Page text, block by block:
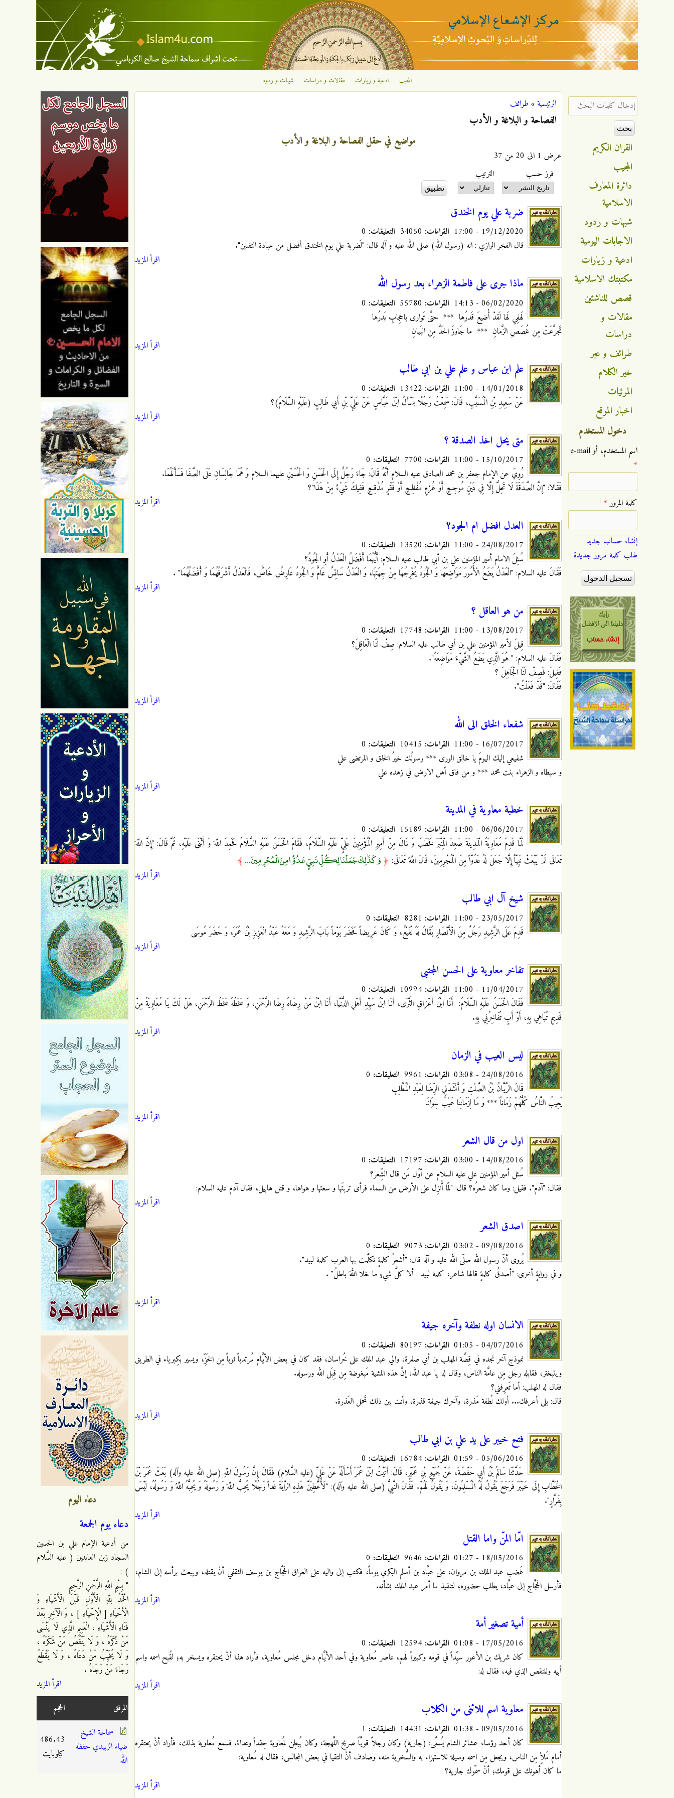
تجاوز إلى المحتوى الرئيسي
الإشعاع
الإسلامي
المجيب ادعية و زيارات مقالات و دراسات شبهات و ردود
أنت هنا
الرئيسية»طرائف
الفصاحة و البلاغة و الأدب
مواضيع في حقل الفصاحة و البلاغة و الأدب
عرض 1 الى 20 من 37
‏فرز حسب ‏
‏الترتيب ‏
ضربة علي يوم الخندق
19/12/2020 - 17:00 القراءات: التعليقات:
قال الفخر الرازي : انه (رسول الله) صلى الله عليه و آله قال: "لَضربة علي يوم الخندق أفضل من عبادة الثقلين".
اقرأ المزيد
ماذا جرى على فاطمة الزهراء بعد رسول الله
06/02/2020 - 14:13 القراءات: التعليقات:
لَهفِي لَها لَقدْ أُضيعَ قَدرُها *** حتَّى تَوارى بالحِجابِ بَدرُها
تَجرَّعَتْ مِن غُصَصِ الزَّمانِ *** ما جَاوزَ الحَدَّ مِن البَيانِ
اقرأ المزيد
علم ابن عباس و علم علي بن ابي طالب
14/01/2018 - 11:00 القراءات: التعليقات:
عَنْ سَعِيدِ بْنِ الْمُسَيَّبِ، قَالَ: سَمِعْتُ رَجُلًا يَسْأَلُ ابْنَ عَبَّاسٍ عَنْ عَلِيِّ بْنِ أَبِي طَالِبٍ (عَلَيْهِ السَّلَامُ)؟
اقرأ المزيد
متى يحل اخذ الصدقة ؟
15/10/2017 - 11:00 القراءات: التعليقات:
رُوِيَ عن الإمام جعفر بن محمد الصادق عليه السلام أنَّهُ قَالَ: جَاءَ رَجُلٌ‏ إِلَى‏ الْحَسَنِ‏ وَ الْحُسَيْنِ‏ عليهما السلام وَ هُمَا جَالِسَانِ عَلَى الصَّفَا فَسَأَلَهُمَا.
فَقَالا: "إِنَّ الصَّدَقَةَ لَا تَحِلُّ إِلَّا فِي دَيْنٍ مُوجِعٍ أَوْ غُرْمٍ مُفْظِعٍ أَوْ فَقْرٍ مُدْقِعٍ فَفِيكَ شَيْ‏ءٌ مِنْ هَذَا"؟
اقرأ المزيد
العدل افضل ام الجود؟
24/08/2017 - 11:00 القراءات: التعليقات:
سُئِلَ الامام أمير المؤمنين علي بن أبي طالب عليه السلام: أَيُّهُمَا أَفْضَلُ الْعَدْلُ أَوِ الْجُودُ؟
فَقَالَ عليه السلام: "الْعَدْلُ يَضَعُ الْأُمُورَ مَوَاضِعَهَا وَ الْجُودُ يُخْرِجُهَا مِنْ جِهَتِهَا، وَ الْعَدْلُ سَائِسٌ عَامٌّ وَ الْجُودُ عَارِضٌ خَاصٌّ، فَالْعَدْلُ أَشْرَفُهُمَا وَ أَفْضَلُهُمَا" .
اقرأ المزيد
من هو العاقل ؟
13/08/2017 - 11:00 القراءات: التعليقات:
قِيلَ لأمير المؤمنين علي بن أبي طالب عليه السلام: صِفْ لَنَا الْعَاقِلَ؟
فَقَالَ عليه السلام: " هُوَ الَّذِي يَضَعُ الشَّيْ‏ءَ مَوَاضِعَهُ".
فَقِيلَ: فَصِفْ لَنَا الْجَاهِلَ ؟
فَقَالَ: "قَدْ فَعَلْتُ".
اقرأ المزيد
شفعاء الخلق الى الله
16/07/2017 - 11:00 القراءات: التعليقات:
شفيعي إليك اليومَ يا خالق الورى *** رسولُك خيرُ الخلق و المرتضى علي
و سبطاه و الزهراء بنت محمد *** و من فاق أهل الارض في زهده علي
اقرأ المزيد
خطبة معاوية في المدينة
06/06/2017 - 11:00 القراءات: التعليقات:
لَمَّا قَدِمَ مُعَاوِيَةُ الْمَدِينَةَ صَعِدَ الْمِنْبَرَ فَخَطَبَ وَ نَالَ‏ مِنْ أَمِيرِ الْمُؤْمِنِينَ عَلِيٍّ عَلَيْهِ السَّلَامُ، فَقَامَ الْحَسَنُ عَلَيْهِ السَّلَامُ فَحَمِدَ اللَّهَ وَ أَثْنَى عَلَيْهِ، ثُمَّ قَالَ: "إِنَّ اللَّهَ
تَعَالَى لَمْ يَبْعَثْ نَبِيّاً إِلَّا جَعَلَ لَهُ عَدُوّاً مِنَ الْمُجْرِمِينَ، قَالَ اللَّهُ تَعَالَى‏: ﴿ وَكَذَٰلِكَ جَعَلْنَا لِكُلِّ نَبِيٍّ عَدُوًّا مِنَ الْمُجْرِمِينَ ... ﴾
اقرأ المزيد
شيخ آل ابي طالب
23/05/2017 - 11:00 القراءات: التعليقات:
قَدِمَ عَلَى الرَّشِيدِ رَجُلٌ مِنَ الْأَنْصَارِ يُقَالُ لَهُ نُفَيْعٌ، وَ كَانَ عَرِيضاًفَحَضَرَ يَوْماً بَابَ الرَّشِيدِ وَ مَعَهُ عَبْدُ الْعَزِيزِ بْنُ عُمَرَ، وَ حَضَرَ مُوسَى
اقرأ المزيد
تفاخر معاوية على الحسن المجتبى
11/04/2017 - 11:00 القراءات: التعليقات:
فَقَالَ الْحَسَنُ عَلَيْهِ السَّلَامُ: أَنَا ابْنُ أَعْرَاقِ‏ الثَّرَى، أَنَا ابْنُ سَيِّدِ أَهْلِ الدُّنْيَا، أَنَا ابْنُ مَنْ رِضَاهُ رِضَا الرَّحْمَنِ، وَ سَخَطُهُ سَخَطُ الرَّحْمَنِ، هَلْ لَكَ يَا مُعَاوِيَةُ مِنْ
قَدِيمٍ تُبَاهِي بِهِ، أَوْ أَبٍ تُفَاخِرُنِي بِهِ.
اقرأ المزيد
ليس العيب في الزمان
24/08/2016 - 03:08 القراءات: التعليقات:
قَالَ الرَّيَّانُ بْنُ الصَّلْتِ وَ أَنْشَدَنِي الرِّضَا لِعَبْدِ الْمُطَّلِبِ‏
يَعِيبُ النَّاسُ كُلُّهُمْ زَمَاناً *** وَ مَا لِزَمَانِنَا عَيْبٌ سِوَانَا
اقرأ المزيد
اول من قال الشعر
14/08/2016 - 03:00 القراءات: التعليقات:
سُئل أمير المؤمنين علي عليه السلام عن أوّل مَن قال الشِّعر؟
فقال: "آدم". فقيل: وما كان شعرُه؟ قال: "لمّا أُنزِل على الأرض من السماء فرأى تربتَها و سعتها و هواها، و قتل هابيل، فقال آدم عليه السلام:
اقرأ المزيد
اصدق الشعر
09/08/2016 - 03:02 القراءات: التعليقات:
يُروى أنّ رسول الله صلّى الله عليه و آله قال: "أشعرُ كلمةٍ تكلَّمت بها العرب كلمة لبيد".
و في روايةٍ أخرى: "أصدقُ كلمةٍ قالها شاعر، كلمة لبيد : ألا كلُّ شيءٍ ما خلا اللهَ باطلُ" .
اقرأ المزيد
الانسان اوله نطفة وآخره جيفة
04/07/2016 - 01:05 القراءات: التعليقات:
نموذج آخر نجده في قِصَّة المهلب بن أبي صفرة، والي عبد الملك على خُراسان، فقد كان في بعض الأيَّام مُرتدياً ثوباً مِن الخَزِّ، ويسير بكِبرياء في الطريق
ويتبختر، فقابله رجل مِن عامَّة الناس، وقال له: يا عبد الله، إنَّ هذه المشية مَبغوضة مِن قِبَل الله ورسوله.
فقال له المهلب: أما تَعرِفني؟
قال: بلى أعرفك... أولك نُطفة مَذرة، وآخرك جيفة قذرة، وأنت بين ذلك تَحمل العَذرة.
اقرأ المزيد
فتح خيبر على يد علي بن ابي طالب
05/06/2016 - 01:59 القراءات: التعليقات:
حَدَّثَنَا سَالِمُ بْنُ أَبِي حَفْصَةَ، عَنْ جُمَيْعِ بْنِ عُمَيْرٍ، قَالَ: أَتَيْتُ ابْنَ عُمَرَ أَسْأَلُهُ عَنْ عَلِيٍّ (عليه السَّلام) فَقَالَ: إِنَّ رَسُولَ اللَّهِ (صلى الله عليه وآله) بَعَثَ عُمَرَ بْنَ
الْخَطَّابِ إِلَى خَيْبَرَ فَرَجَعَ يَقُولُ لَهُ الْمُسْلِمُونَ، وَ يَقُولُ لَهُمْ. فَقَالَ النَّبِيُّ (صلى الله عليه وآله): "لَأُعْطِيَنَّ هَذِهِ الرَّايَةَ غَداً رَجُلًا يُحِبُّ اللَّهَ وَ رَسُولَهُ وَ يُحِبُّهُ اللَّهُ وَ رَسُولُهُ، لَيْسَ
بِفَرَّارٍ".
اقرأ المزيد
امّا المنّ واما القتل
18/05/2016 - 01:27 القراءات: التعليقات:
غَضب عبد الملك بن مروان، على عبَّاد بن أسلم البكري يوماً، فكتب إلى واليه على العراق الحَجَّاج بن يوسف الثقفي أنْ يقتله، ويبعث برأسه إلى الشام،
فأرسل الحَجَّاج إلى عبَّاد، يطلب حضوره؛ لتنفيذ ما أمر عبد الملك بشأنه.
اقرأ المزيد
أمية تصغير أمة
17/05/2016 - 01:08 القراءات: التعليقات:
كان شريك بن الأعور سيِّداً في قومه وكبيراً لهم، عاصر مُعاوية وفي أحد الأيَّام دخل مجلس مُعاوية، فأراد هذا أنْ يحتقره ويسخر به؛ لقُبح اسمه واسم
أبيه وللنقص الذي فيه، فقال له:
اقرأ المزيد
معاوية اسم للاثنى من الكلاب
09/05/2016 - 01:38 القراءات: التعليقات:
كان أحد رؤساء عشائر الشام يُسمَّى: (جارية) وكان رجلاً قويَّاً صريح اللَّهجة، وكان يُبطِن لمُعاوية حِقداً وعداءً. فسمع مُعاوية بذلك، فأراد أنْ يحتقره
أمام مَلأٍ مِن الناس، ويجعل مِن اسمه وسيلة للاستهزاء به والسُّخرية منه، وصادف أنْ التقيا في بعض المجالس، فقال له مُعاوية:
ما كان أهونك على قومك؛ أنْ سمّوك جارية؟
اقرأ المزيد
دعاء اليوم
دعاء يوم الجمعة
من أدعية الإمام علي بن الحسين
السجاد زين العابدين ( عليه السَّلام
) :
" بِسْمِ اللَّهِ الرَّحْمنِ الرَّحِيمِ
الْحَمْدُ لِلَّهِ الْأَوَّلِ قَبْلَ الْأَشْيَاءِ وَ
الْأَحْيَاءِ [ الْإِحْيَاءِ ] ، وَ الْآخِرِ بَعْدَ
فَنَاءِ الْأَشْيَاءِ ، الْعَلِيمِ الَّذِي لَا يَنْسَى
مَنْ ذَكَرَهُ ، وَ لَا يَنْقُصُ مَنْ شَكَرَهُ ،
وَ لَا يُخَيِّبُ مَنْ دَعَاهُ ، وَ لَا يَقْطَعُ
رَجَاءَ مَنْ رَجَاهُ .
اقرأ المزيد
المرفق
الحجم
سماحة الشيخ
ضياء الزبيدي حفظه
الله
486.43
كيلوبايت
‏إدخال كلمات البحث ‏
القران الكريم
المجيب
دائرة المعارف
الاسلامية
شبهات و ردود
الاجابات اليومية
ادعية و زيارات
مكتبتك الاسلامية
قصص للناشئين
مقالات و
دراسات
طرائف و عبر
خير الكلام
المرئيات
اخبار الموقع
دخول المستخدم
‏اسم المستخدم، أو e-mail
*
‏كلمة المرور ‏*
إنشاء حساب جديد
طلب كلمة مرور جديدة